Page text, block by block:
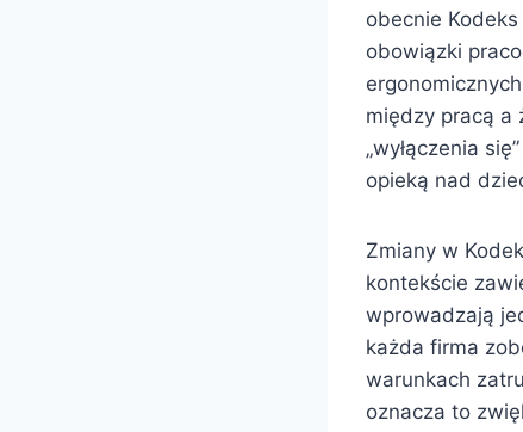
obecnie
obowiązki
między pracą a
„wyłączenia
opieką nad
Zmiany w
kontekście
wprowadzają
każda firma
warunkach
oznacza to